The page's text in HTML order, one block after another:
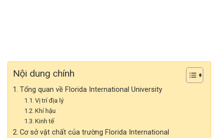
Nội dung chính
Tổng quan về Florida International University
Vị trí địa lý
Khí hậu
Kinh tế
Cơ sở vật chất của trường Florida International